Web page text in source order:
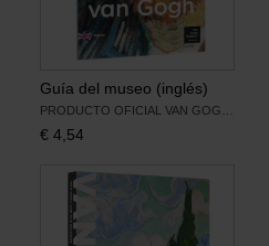
Guía del museo (inglés)
€ 4,54